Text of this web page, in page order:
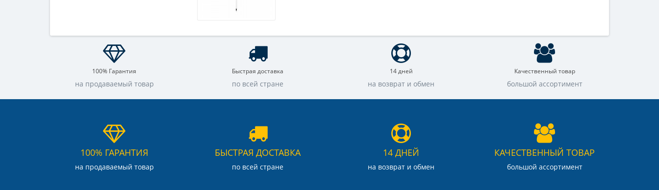
100% Гарантия
на продаваемый товар
Быстрая доставка
по всей стране
14 дней
на возврат и обмен
Качественный товар
большой ассортимент
100% ГАРАНТИЯ
на продаваемый товар
БЫСТРАЯ ДОСТАВКА
по всей стране
14 ДНЕЙ
на возврат и обмен
КАЧЕСТВЕННЫЙ ТОВАР
большой ассортимент